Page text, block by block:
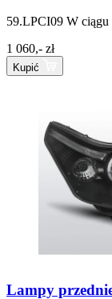
59.LPCI09 W ciągu
1 060,- zł
Kupić
Lampy